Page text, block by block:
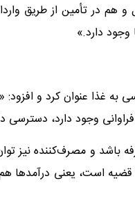
هم در تأمین از طریق
وجود دارد.»
به غذا عنوان کرد و
وجود دارد، دسترسی
باشد و مصرف‌کننده نیز
است، یعنی درآمدها